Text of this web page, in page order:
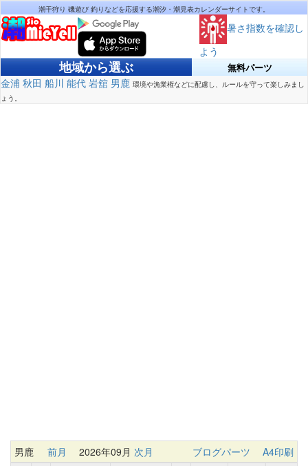
潮干狩り 磯遊び 釣りなどを応援する潮汐・潮見表カレンダーサイトです。
暑さ指数を確認し
よう
地域から選ぶ 無料パーツ
金浦 秋田 船川 能代 岩舘 男鹿 環境や漁業権などに配慮し、ルールを守って楽しみまし
ょう。
男鹿 前月 2026年09月 次月 ブログパーツ
A4印刷